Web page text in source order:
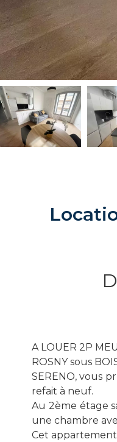
A LOUER 2P
ROSNY sous
SERENO, vous
refait à neuf.
Au 2ème étage
une chambre
Cet